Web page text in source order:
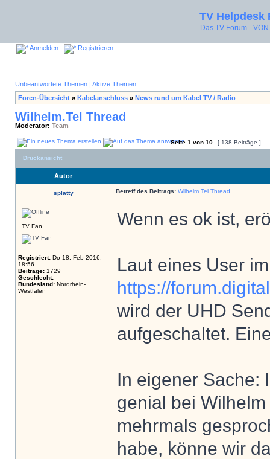
TV Helpdesk
Das TV Forum -
Anmelden Registrieren
Unbeantwortete Themen | Aktive Themen
Foren-Übersicht » Kabelanschluss » News rund um Kabel TV / Radio
Wilhelm.Tel Thread
Moderator: Team
Seite 1 von 10 [ 138 Beiträge ]
Druckansicht
Autor
splatty Betreff des Beitrags: Wilhelm.Tel Thread
TV Fan
Registriert: Do 18. Feb 2016,
18:56
Beiträge: 1729
Geschlecht:
Bundesland: Nordrhein-
Westfalen
Wenn es ok ist,
Laut eines User
https://
wird der UHD
aufgeschaltet.
In eigener Sache:
genial bei
mehrmals
habe, könne wir